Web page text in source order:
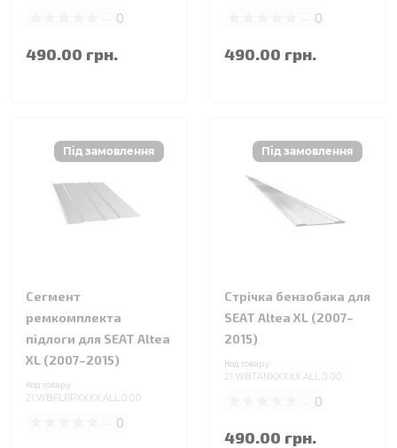
0
490.00 грн.
0
490.00 грн.
Сегмент
ремкомплекта
підлоги для SEAT Altea
XL (2007–2015)
Код товару:
21.WBFLRPXXXX.ALL.0.00
0
Стрічка бензобака для
SEAT Altea XL (2007–
2015)
Код товару:
21.WBTANKXXXX.ALL.0.00
0
490.00 грн.